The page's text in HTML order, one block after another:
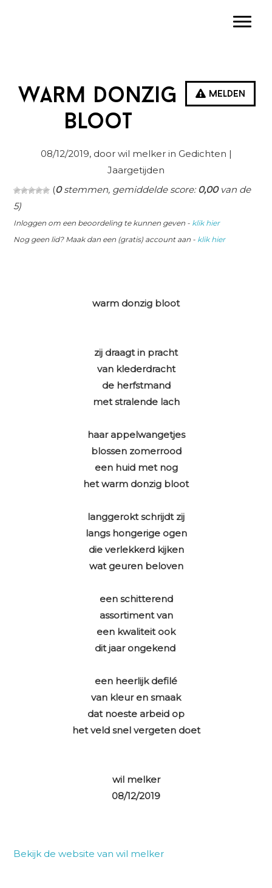
Melden
Warm donzig
bloot
08/12/2019, door wil melker in Gedichten |
Jaargetijden
(0stemmen, gemiddelde score:0,00van de
5)
Inloggen om een beoordeling te kunnen geven - klik hier
Nog geen lid? Maak dan een (gratis) account aan - klik hier
warm donzig bloot
zij draagt in pracht
van klederdracht
de herfstmand
met stralende lach
haar appelwangetjes
blossen zomerrood
een huid met nog
het warm donzig bloot
langgerokt schrijdt zij
langs hongerige ogen
die verlekkerd kijken
wat geuren beloven
een schitterend
assortiment van
een kwaliteit ook
dit jaar ongekend
een heerlijk defilé
van kleur en smaak
dat noeste arbeid op
het veld snel vergeten doet
wil melker
08/12/2019
Bekijk de website van wil melker